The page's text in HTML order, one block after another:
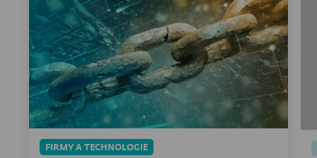
FIRMY A TECHNOLOGIE